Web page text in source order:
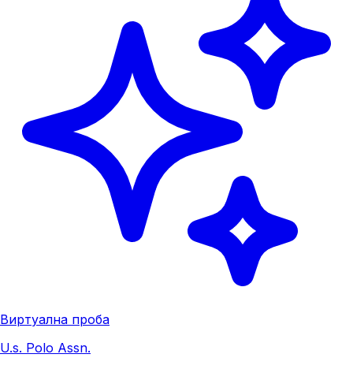
Виртуална проба
U.s. Polo Assn.